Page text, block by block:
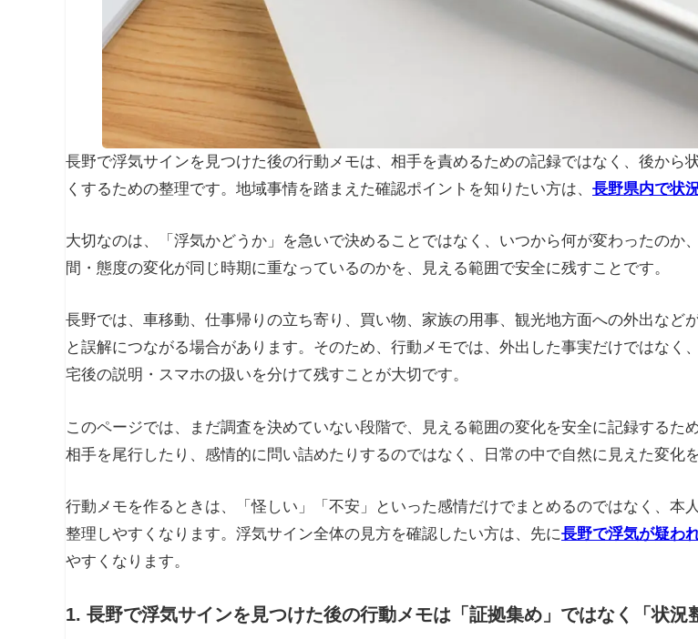
長野で浮気サインを見つけた後の行動メモは、相手を責めるための記録ではなく、後か
くするための整理です。地域事情を踏まえた確認ポイントを知りたい方は、 長野県内で状
大切なのは、「浮気かどうか」を急いで決めることではなく、いつから何が変わったの
間・態度の変化が同じ時期に重なっているのかを、見える範囲で安全に残すことです。
長野では、車移動、仕事帰りの立ち寄り、買い物、家族の用事、観光地方面への外出な
と誤解につながる場合があります。そのため、行動メモでは、外出した事実だけではな
宅後の説明・スマホの扱いを分けて残すことが大切です。
このページでは、まだ調査を決めていない段階で、見える範囲の変化を安全に記録するた
相手を尾行したり、感情的に問い詰めたりするのではなく、日常の中で自然に見えた変化
行動メモを作るときは、「怪しい」「不安」といった感情だけでまとめるのではなく、本
整理しやすくなります。浮気サイン全体の見方を確認したい方は、先に長野で浮気が疑わ
やすくなります。
1. 長野で浮気サインを見つけた後の行動メモは「証拠集め」ではなく「状況